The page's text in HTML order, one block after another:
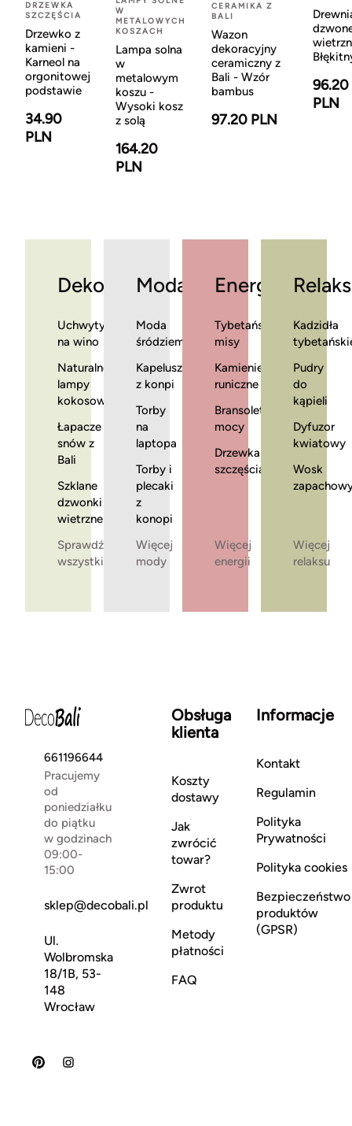
DRZEWKA
SZCZĘŚCIA
Drzewko z
kamieni -
Karneol na
orgonitowej
podstawie
34.90
PLN
W
METALOWYCH
KOSZACH
Lampa solna
w
metalowym
koszu -
Wysoki kosz
z solą
164.20
PLN
CERAMIKA Z
BALI
Wazon
dekoracyjny
ceramiczny z
Bali - Wzór
bambus
97.20 PLN
96.20
PLN
Dekoracje
Uchwyty
na wino
Naturalne
lampy
kokosowe
Łapacze
snów z
Bali
Szklane
dzwonki
wietrzne
Sprawdź
wszystkie
Moda
Moda
śródziemnomorska
Kapelusze
z konpi
Torby
na
laptopa
Torby i
plecaki
z
konopi
Więcej
mody
Energia
Tybetańskie
misy
Kamienie
runiczne
Bransoletki
mocy
Drzewka
szczęścia
Więcej
energii
Relaks
Kadzidła
Pudry
do
kąpieli
Dyfuzor
kwiatowy
Wosk
Więcej
relaksu
661196644
Pracujemy
od
poniedziałku
do piątku
w godzinach
09:00-
15:00
sklep@decobali.pl
Ul.
Wolbromska
18/1B, 53-
148
Wrocław
Obsługa
klienta
Koszty
dostawy
Jak
zwrócić
towar?
Zwrot
produktu
Metody
płatności
FAQ
Informacje
Kontakt
Regulamin
Polityka
Prywatności
Polityka cookies
Bezpieczeństwo
produktów
(GPSR)